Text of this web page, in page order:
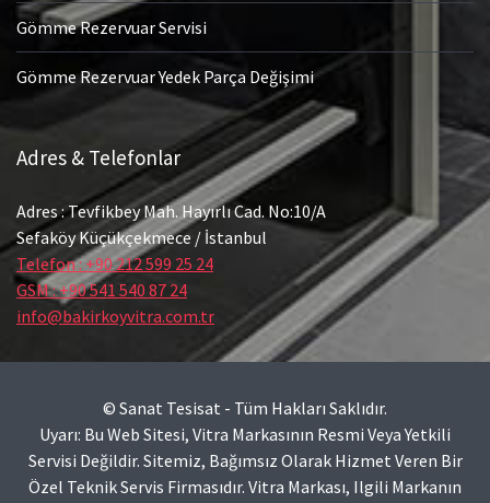
Gömme Rezervuar Servisi
Gömme Rezervuar Yedek Parça Değişimi
Adres & Telefonlar
Adres : Tevfikbey Mah. Hayırlı Cad. No:10/A
Sefaköy Küçükçekmece / İstanbul
Telefon : +90 212 599 25 24
GSM : +90 541 540 87 24
info@bakirkoyvitra.com.tr
© Sanat Tesisat - Tüm Hakları Saklıdır.
Uyarı: Bu Web Sitesi, Vitra Markasının Resmi Veya Yetkili
Servisi Değildir. Sitemiz, Bağımsız Olarak Hizmet Veren Bir
Özel Teknik Servis Firmasıdır. Vitra Markası, Ilgili Markanın